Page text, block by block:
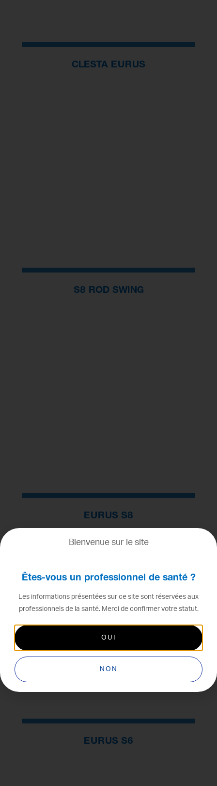
CLESTA EURUS
S8 ROD SWING
EURUS S8
EURUS S6
Bienvenue sur le site
Êtes-vous un professionnel de santé ?
Les informations présentées sur ce site sont réservées aux
professionnels de la santé. Merci de confirmer votre statut.
OUI
NON